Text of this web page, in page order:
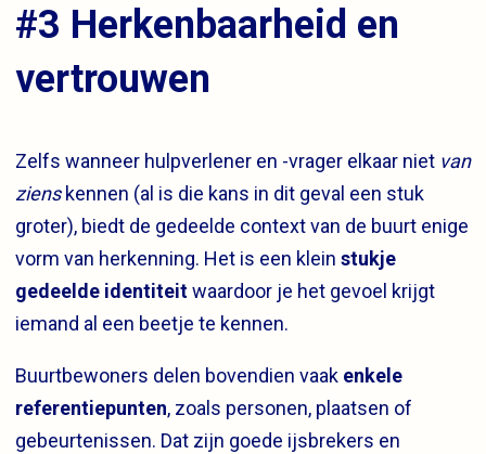
#3 Herkenbaarheid en
vertrouwen
Zelfs wanneer hulpverlener en -vrager elkaar niet van
zienskennen (al is die kans in dit geval een stuk
groter), biedt de gedeelde context van de buurt enige
vorm van herkenning. Het is een klein stukje
gedeelde identiteitwaardoor je het gevoel krijgt
iemand al een beetje te kennen.
Buurtbewoners delen bovendien vaak enkele
referentiepunten, zoals personen, plaatsen of
gebeurtenissen. Dat zijn goede ijsbrekers en